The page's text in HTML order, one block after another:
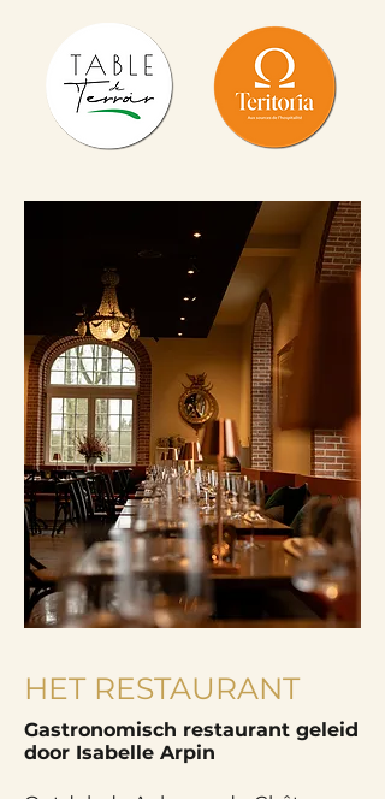
HET RESTAURANT
Gastronomisch restaurant geleid
door Isabelle Arpin